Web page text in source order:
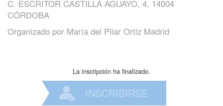
C. ESCRITOR CASTILLA AGUAYO, 4, 14004
CÓRDOBA
Organizado por María del Pilar Ortiz Madrid
La inscripción ha finalizado.
INSCRIBIRSE